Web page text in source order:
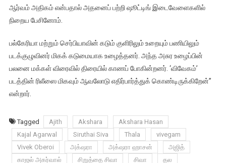
ஆர்வம் அதிகம் என்பதால் அதனைப் பற்றி ஷூட்டிங் இடைவேளைகளில்
நிறைய பேசினோம்.
பல்கேரியா மற்றும் செர்பியாவின் கடும் குளிரிலும் உறையும் பணியிலும்
படக்குழுவினர் மிகக் கடுமையாக உழைத்தனர். அந்த அசுர உழைப்பின்
பலனை மக்கள் விரைவில் திரையில் காணப் போகின்றனர். ‘விவேகம்’
படத்தின் ரிலீஸை மிகவும் ஆவலோடு எதிர்பார்த்துக் கொண்டிருக்கிறேன்”
என்றார்.
Tagged Ajith Akshara
Akshara Hasan
Kajal Agarwal
Siruthai Siva Thala
vivegam
Vivek Oberoi
அக்‌ஷரா அக்‌ஷரா ஹாசன்
அஜித்
காஜல் அகர்வால்
சிறுத்தை சிவா சிவா
தல